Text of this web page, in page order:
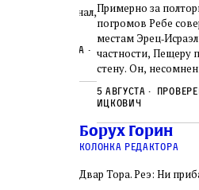
и не узнал,
имел
лет, вплоть
одним
историка
Примерно за полторы
погромов Ребе
местам Эрец‑Исраэль.
частности, Пещеру
стену. Он,
необычайное
отказался приходить
количество хасидов и
самым не усиливать
5 августа Проверено
Ицкович
Борух Горин
Двар Тора. Реэ: Ни